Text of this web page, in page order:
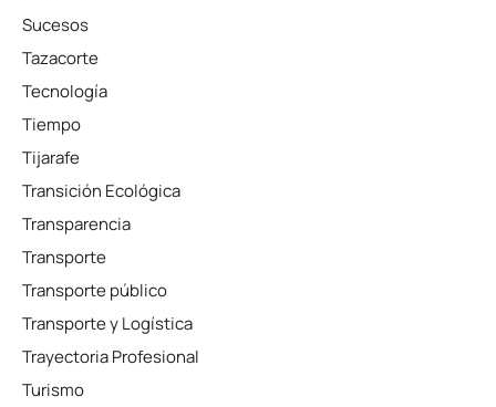
Sucesos
Tazacorte
Tecnología
Tiempo
Tijarafe
Transición Ecológica
Transparencia
Transporte
Transporte público
Transporte y Logística
Trayectoria Profesional
Turismo